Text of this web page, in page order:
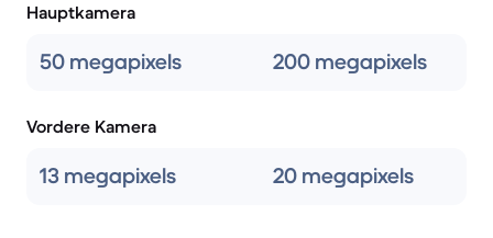
Hauptkamera
50 megapixels 200 megapixels
Vordere Kamera
13 megapixels 20 megapixels